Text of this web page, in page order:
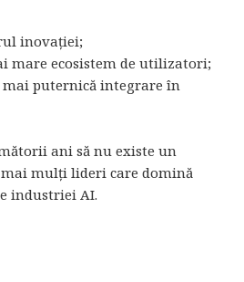
inovației;
mare ecosistem de utilizatori;
mai puternică integrare în
ani să nu existe un
mulți lideri care domină
industriei AI.